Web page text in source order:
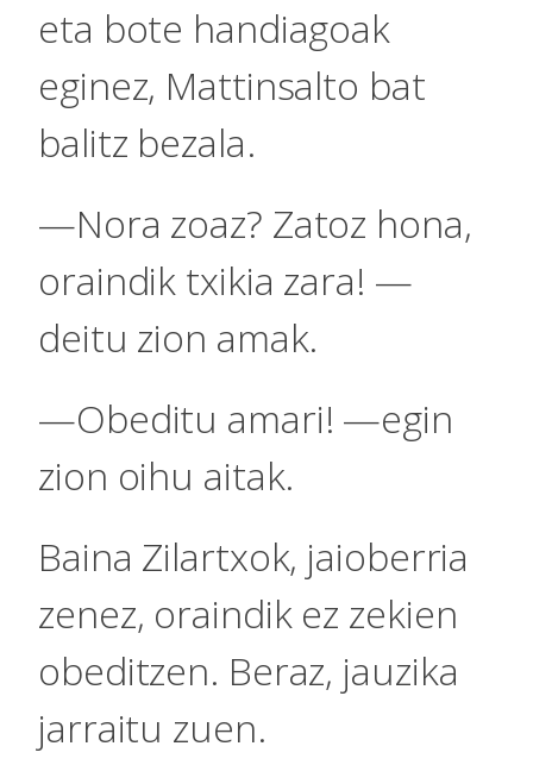
eta bote handiagoak
eginez, Mattinsalto bat
balitz bezala.
—Nora zoaz? Zatoz hona,
oraindik txikia zara! —
deitu zion amak.
—Obeditu amari! —egin
zion oihu aitak.
Baina Zilartxok, jaioberria
zenez, oraindik ez zekien
obeditzen. Beraz, jauzika
jarraitu zuen.